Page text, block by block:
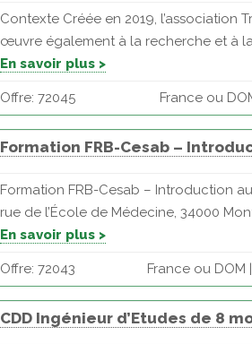
Contexte Créée en 2019, l’association
œuvre également à la recherche et à
En savoir plus >
Offre: 72045 France ou
Formation FRB-Cesab –
Formation FRB-Cesab – Introduction
rue de l’École de Médecine, 34000
En savoir plus >
Offre: 72043 France ou
CDD Ingénieur d’Etudes de 8